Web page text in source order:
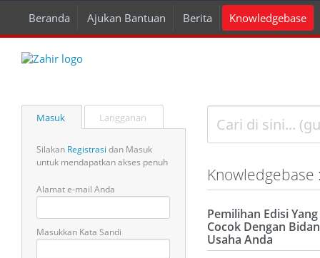
Beranda Ajukan Bantuan Berita Knowledgebase
Masuk Langganan
Silakan Registrasi dan Masuk
untuk mendapatkan akses penuh
Alamat e-mail Anda
Masukkan Kata Sandi
Knowledgebase
Pemilihan Edisi Yang
Cocok Dengan
Usaha Anda